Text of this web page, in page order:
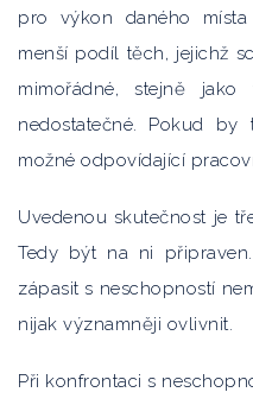
pro výkon daného
menší podíl těch, jejichž
mimořádné, stejně
nedostatečné. Pokud
možné odpovídající
Uvedenou skutečnost je
Tedy být na ni
zápasit s neschopností
nijak významněji ovlivnit.
Při konfrontaci s